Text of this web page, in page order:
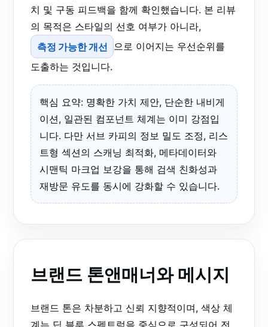
치 및 구동 피드백을 함께 확인했습니다. 본 리뷰
의 목적은 스타일의 선호 여부가 아니라,
측정 가능한 개선 으로 이어지는 우선순위를
도출하는 것입니다.
핵심 요약: 명확한 가치 제안, 단순한 내비게
이션, 일관된 컴포넌트 체계는 이미 강점입
니다. 다만 서브 카피의 정보 밀도 조정, 리스
트형 섹션의 스캐닝 최적화, 메타데이터와
시맨틱 마크업 보강을 통해 검색 친화성과
재방문 유도를 동시에 강화할 수 있습니다.
브랜드 톤앤매너와 메시지
브랜드 톤은 차분하고 신뢰 지향적이며, 색상 체